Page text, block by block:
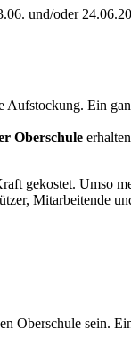
und/oder
Aufstockung. Ein
Oberschule
gekostet. Umso
Mitarbeitende
Oberschule sein.